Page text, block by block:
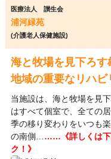
医療法人 讃生会
浦河緑苑
(介護老人保健施設)
海と牧場を見下ろす
地域の重要なリハビ
当施設は、海と牧場を見
はすべて個室で、全ての
季の移り変わりをいつも
の南側… ……《詳しくは下
ク！》